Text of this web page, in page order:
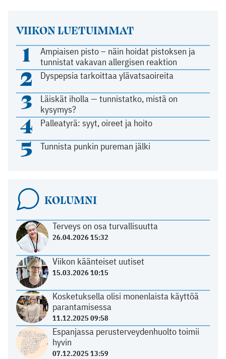
VIIKON LUETUIMMAT
1
Ampiaisen pisto – näin hoidat pistoksen ja
tunnistat vakavan allergisen reaktion
2 Dyspepsia tarkoittaa ylävatsaoireita
3
Läiskät iholla — tunnistatko, mistä on
kysymys?
4 Palleatyrä: syyt, oireet ja hoito
5 Tunnista punkin pureman jälki
KOLUMNI
Terveys on osa turvallisuutta
26.04.2026 15:32
Viikon käänteiset uutiset
15.03.2026 10:15
Kosketuksella olisi monenlaista käyttöä
parantamisessa
11.12.2025 09:58
Espanjassa perusterveydenhuolto toimii
hyvin
07.12.2025 13:59